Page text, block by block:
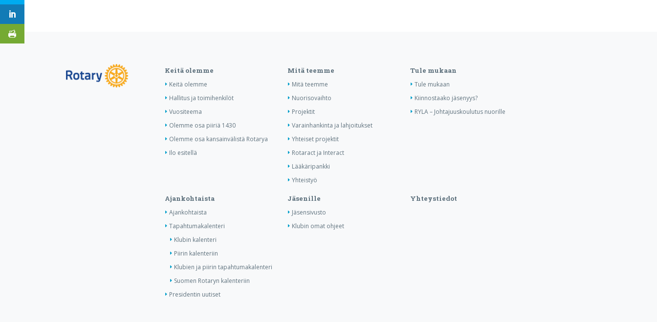
Keitä olemme
Keitä olemme
Hallitus ja toimihenkilöt
Vuositeema
Olemme osa piiriä 1430
Olemme osa kansainvälistä Rotarya
Ilo esitellä
Mitä teemme
Mitä teemme
Nuorisovaihto
Projektit
Varainhankinta ja lahjoitukset
Yhteiset projektit
Rotaract ja Interact
Lääkäripankki
Yhteistyö
Tule mukaan
Tule mukaan
Kiinnostaako jäsenyys?
RYLA – Johtajuuskoulutus nuorille
Ajankohtaista
Ajankohtaista
Tapahtumakalenteri
Klubin kalenteri
Piirin kalenteriin
Klubien ja piirin tapahtumakalenteri
Suomen Rotaryn kalenteriin
Presidentin uutiset
Jäsenille
Jäsensivusto
Klubin omat ohjeet
Yhteystiedot